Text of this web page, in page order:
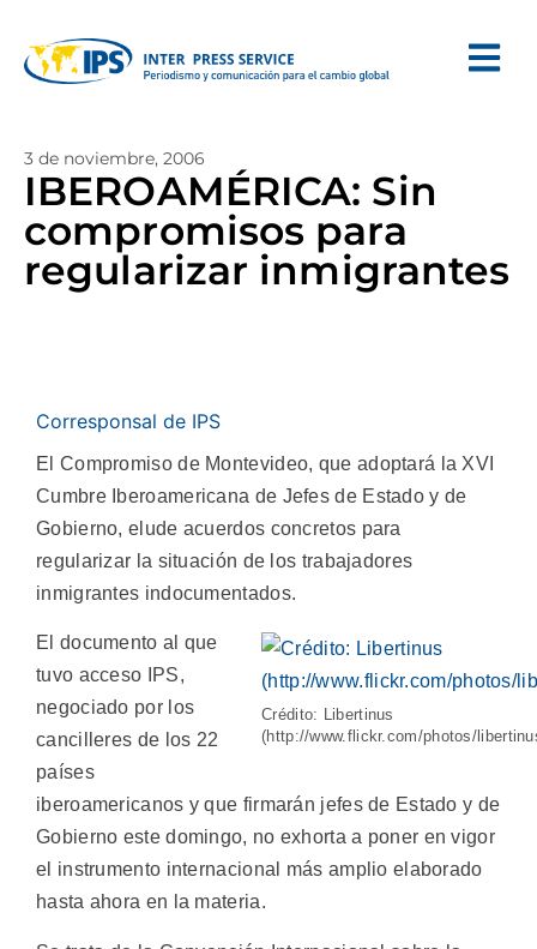
3 de noviembre, 2006
IBEROAMÉRICA: Sin
compromisos para
regularizar inmigrantes
Corresponsal de IPS
El Compromiso de Montevideo, que adoptará la XVI
Cumbre Iberoamericana de Jefes de Estado y de
Gobierno, elude acuerdos concretos para
regularizar la situación de los trabajadores
inmigrantes indocumentados.
Crédito: Libertinus
(http://www.flickr.com/photos/
El documento al que
tuvo acceso IPS,
negociado por los
cancilleres de los 22
países
iberoamericanos y que firmarán jefes de Estado y de
Gobierno este domingo, no exhorta a poner en vigor
el instrumento internacional más amplio elaborado
hasta ahora en la materia.